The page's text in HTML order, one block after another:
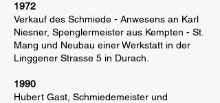
1972
Verkauf des Schmiede - Anwesens an Karl
Niesner, Spenglermeister aus Kempten - St.
Mang und Neubau einer Werkstatt in der
Linggener Strasse 5 in Durach.
1990
Hubert Gast, Schmiedemeister und